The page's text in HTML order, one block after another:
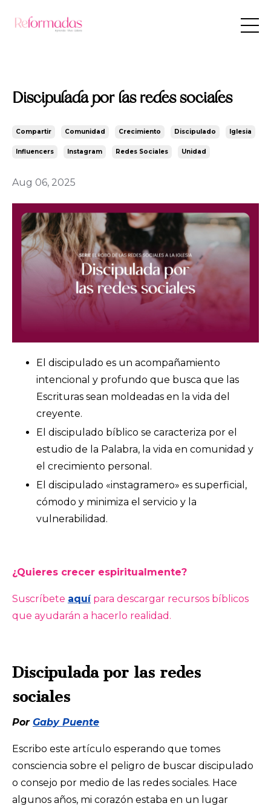
Discipulada por las redes sociales
Compartir Comunidad Crecimiento Discipulado Iglesia
Influencers Instagram Redes Sociales Unidad
Aug 06, 2025
El discipulado es un acompañamiento
intencional y profundo que busca que las
Escrituras sean moldeadas en la vida del
creyente.
El discipulado bíblico se caracteriza por el
estudio de la Palabra, la vida en comunidad y
el crecimiento personal.
El discipulado «instagramero» es superficial,
cómodo y minimiza el servicio y la
vulnerabilidad.
¿Quieres crecer espiritualmente?
Suscríbete aquípara descargar recursos bíblicos
que ayudarán a hacerlo realidad.
Discipulada por las redes
sociales
Por Gaby Puente
Escribo este artículo esperando que tomes
consciencia sobre el peligro de buscar discipulado
o consejo por medio de las redes sociales. Hace
algunos años, mi corazón estaba en un lugar